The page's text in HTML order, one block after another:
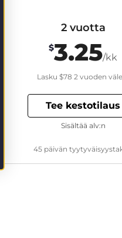
2 vuotta
$3.25/kk
Lasku$78 2 vuoden
Tee kestotilaus
45 päivän
Sisältää alv:n